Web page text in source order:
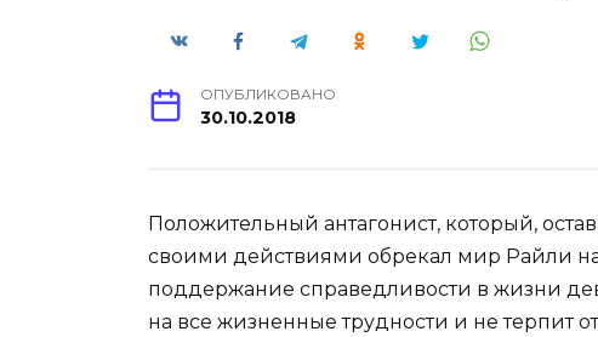
ОПУБЛИКОВАНО
30.10.2018
Положительный антагонист, который,
своими действиями обрекал мир Райли
поддержание справедливости в жизни
на все жизненные трудности и не терпит